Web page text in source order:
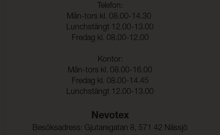
Telefon:
Mån-tors kl. 08.00-14.30
Lunchstängt 12.00-13.00
Fredag kl. 08.00-12.00
Kontor:
Mån-tors kl. 08.00-16.00
Fredag kl. 08.00-14.45
Lunchstängt 12.00-13.00
Nevotex
Besöksadress: Gjutaregatan 8, 571 42 Nässjö